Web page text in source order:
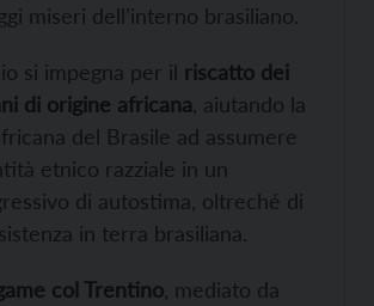
miseri dell’interno brasiliano.
si impegna per il riscatto dei
di origine africana , aiutando la
del Brasile ad assumere
etnico razziale in un
di autostima, oltreché di
in terra brasiliana.
col Trentino , mediato da